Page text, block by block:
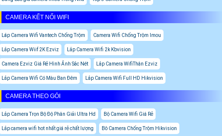
CAMERA KẾT NỐI WIFI
Lăp Camera Wifi Vantech Chống Trộm Camera Wifi Chống Trộm Imou
Lắp Camera Wiif 2K Ezviz Lắp Camera Wifi 2k Kbvision
Camera Ezviz Giá Rẻ Hình Ảnh Sắc Nét Lắp Camera WifiThân Ezviz
Lắp Camera Wifi Có Màu Ban Đêm Lắp Camera Wifi Full HD Hikvision
CAMERA THEO GÓI
Lắp Camera Trọn Bộ Độ Phân Giải Ultra Hd Bộ Camera Wifi Giá Rẻ
Lắp camera wifi hot nhất giá rẻ chất lượng Bô Camera Chống Trộm Hikvision